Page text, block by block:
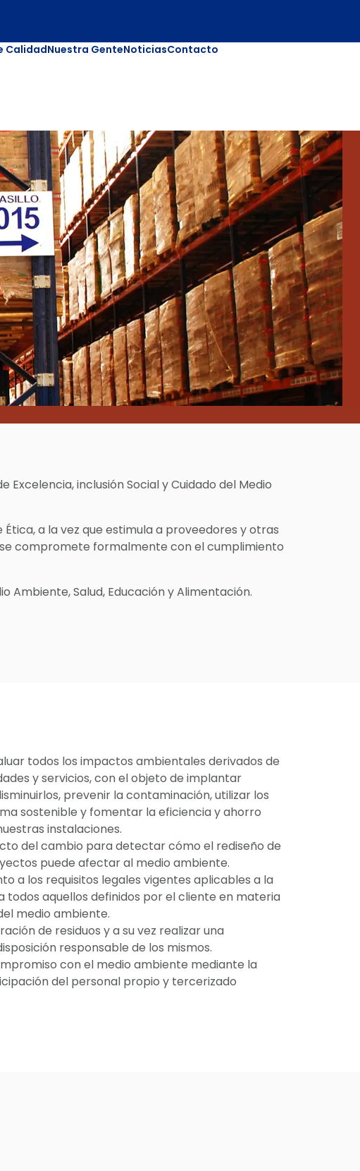
CalidadNuestra GenteNoticiasContacto
Excelencia, inclusión Social y Cuidado del Medio
a la vez que estimula a proveedores y otras
compromete formalmente con el cumplimiento
Ambiente, Salud, Educación y Alimentación.
todos los impactos ambientales derivados de
y servicios, con el objeto de implantar
prevenir la contaminación, utilizar los
sostenible y fomentar la eficiencia y ahorro
instalaciones.
del cambio para detectar cómo el rediseño de
puede afectar al medio ambiente.
a los requisitos legales vigentes aplicables a la
todos aquellos definidos por el cliente en materia
medio ambiente.
de residuos y a su vez realizar una
responsable de los mismos.
con el medio ambiente mediante la
del personal propio y tercerizado